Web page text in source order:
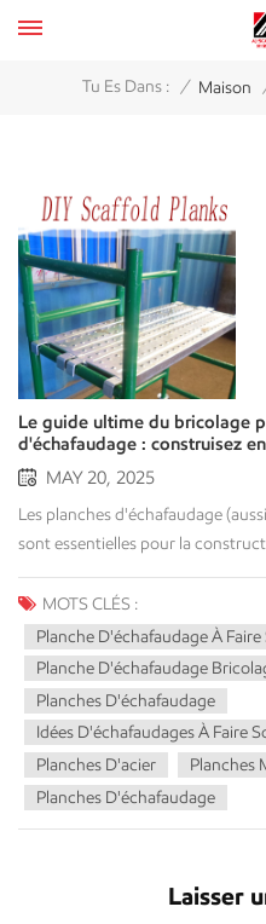
Tu Es Dans : / Maison
Le guide ultime du bricolage
d'échafaudage : construisez
créative
MAY 20, 2025
Les planches d'échafaudage (aussi appelées planches d'échafaudage) sont essentielles pour la construction, la rénovation et même les projets de bricolage créatifs. Que vous construisiez une plateforme d'échafaudage temporaire ou que vous transformiez de vieilles planches d'échafaudage en meubles, ce guide vous permettra d'acquérir de nombreuses connaissances sur les projets de bricolage avec des planches d'échafaudage. Que sont les planches d’échafaudage ? Les planches d'échafaudage sont des planches plates en bois, en métal ou en matériaux composites, conçues comme plateformes de travail sur les échafaudages. Elles sont destinées à soutenir les travailleurs et le matériel en offrant une surface stable et plane lors des travaux nécessitant une certaine hauteur pour la construction, la réparation ou l'entretien. Types de planches d'échafaudage Planches d'échafaudage en bois -Traditionnellement fabriqué à partir de bois dur massif (par exemple, épicéa, pin ou sapin). -Doit répondre à une norme de résistance et de durabilité (par exemple OSHA ou EN 12811). -Devient progressivement obsolète en raison des risques d'éclatement, de déformation et de pourriture. Planches en acier ou en aluminium -Léger, durable et incombustible. -Souvent fourni avec un échafaudage système (par exemple, ringlock, cuplock). -Non poreux et résistant à l'humidité, aux insectes et à l'usure. Planches d'échafaudage composites (fibre de verre ou plastique) -Idéal pour les projets électriques puisque les matériaux composites sont naturellement non conducteurs. -Résistant aux produits chimiques, aux rayons UV et aux conditions météorologiques extrêmes. -Plus léger que l'acier, mais plus cher. Normes de sécurité primaires -OSHA (USA) : Les planches d'échafaudage doivent supporter au moins quatre fois leur charge prévue. -EN 12811 (Union européenne) : Définit les limites de résistance, de déflexion, de résistance au glissement, etc. -ANSI/ASSE A10.8 : Matériaux des planches d'échafaudage, inspection et définitions de la capacité de charge. Choisir les bonnes planches d'échafaudage pour les projets de bricolage La sélection des bonnes planches d’échafaudage garantira la sécurité, la stabilité et la productivité lors de la réalisation d’un projet de construction. 1. Identifiez tous vos besoinsType de projet : Travaux légers (peinture, nettoyage de vos gouttières) ou lourds (travaux de construction ou de maçonnerie).Hauteur et portée : À quelle hauteur travaillerez-vous ? Aurez-vous besoin de longues planches pour atteindre la zone étudiée ?Fréquence d'utilisation : S'agira-t-il d'un travail ponctuel ou souhaitez-vous réutiliser les planches d'échafaudage pour d'autres projets ? 2. Types de planches d'échafaudage pour le bricoleurPlanches de bois (économiques) Elles sont peu coûteuses et se trouvent partout (bois durs comme l'épicéa et le pin). Légères, elles se découpent facilement aux dimensions souhaitées pour la planification. Elles peuvent se déformer, se fissurer ou pourrir. Vérifiez régulièrement vos planches pour détecter les échardes et vérifier leur intégrité structurelle. Planches en aluminium ou en acier (utilisation à long terme)Ils sont solides, durables et résistent aux intempéries. Ils ne se plient pas et ne se fendillent pas comme le bois. Cependant, ils coûtent plus cher, sont plus lourds que le bois (mais plus légers que l'acier) et conviennent aux bricoleurs ou aux travaux plus lourds (par exemple, toiture, bardage). Planches composites/fibre de verre (travaux spécialisés)Les panneaux composites/fibre de verre sont utilisés pour les travaux électriques. Ils résistent aux produits chimiques, à l'humidité et aux rayons UV. Cependant, ils sont généralement coûteux. Consultez les prix et les spécifications car, selon vos besoins, ils peuvent être plus lourds que le bois et plus légers que l'acier. Ils sont généralement acceptables pour les travaux à proximité de lignes électriques ou en cas d'intempéries. Conseils de sécurité pour travailler avec des planches d'échafaudage Insistez sur la vérification des dommages avant utilisation.N’oubliez pas la capacité de charge – Assurez-vous que les planches peuvent supporter votre poids + vos outils/matériaux (l’OSHA suggère 4 fois la charge prévue).Attention aux surplombs – Les planches doivent dépasser d’au moins 6 pouces de vos supports, mais pas trop.Vérifiez avant utilisation – Recherchez les fissures, les courbures et la pourriture (cela semble étrange, mais surtout avec du bois).Vérifiez que tout ce qui soutient la planche est bon – N’utilisez jamais d’objets instables (comme des chaises ou des tables) comme bases d’échafaudage.Fixez la planche – Cela signifie que vous devez l’attacher ou utiliser des crochets
MOTS CLÉS :
Planche D'échafaudage À
Planche D'échafaudage
Planches D'échafaudage
Idées D'échafaudages À Faire
Planches D'acier
Planches
Planches D'échafaudage
Laisser